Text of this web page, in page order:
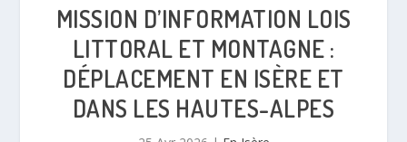
MISSION D’INFORMATION LOIS
LITTORAL ET MONTAGNE :
DÉPLACEMENT EN ISÈRE ET
DANS LES HAUTES-ALPES